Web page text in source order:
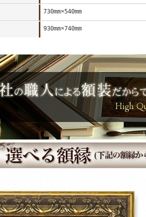
730mm×540mm
930mm×740mm